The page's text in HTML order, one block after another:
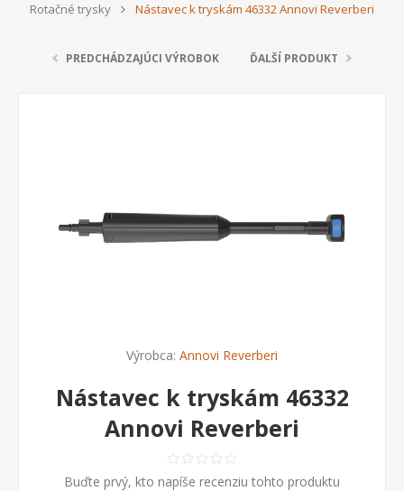
Rotačné trysky
Nástavec k tryskám 46332 Annovi Reverberi
PREDCHÁDZAJÚCI VÝROBOK ĎALŠÍ PRODUKT
Výrobca: Annovi Reverberi
Nástavec k tryskám 46332
Annovi Reverberi
Buďte prvý, kto napíše recenziu tohto produktu